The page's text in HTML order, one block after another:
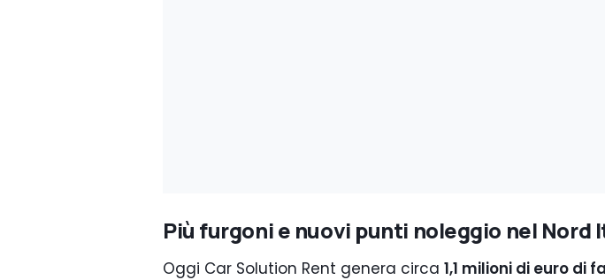
Più furgoni e nuovi punti noleggio nel Nord
Oggi Car Solution Rent genera circa 1,1 milioni di euro di